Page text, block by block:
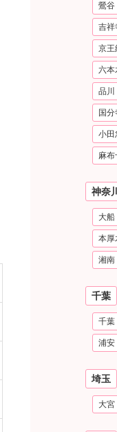
鶯谷
吉祥
京王
六本
品川
国
小田
麻布
神奈川
大船
本厚
湘南
千葉
千葉
浦安
埼玉
大宮